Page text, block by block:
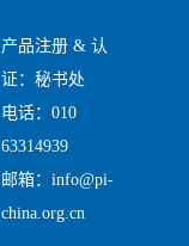
产品注册 & 认
证：秘书处
电话：010
63314939
邮箱：info@pi-
china.org.cn